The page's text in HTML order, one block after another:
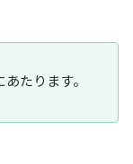
たります。